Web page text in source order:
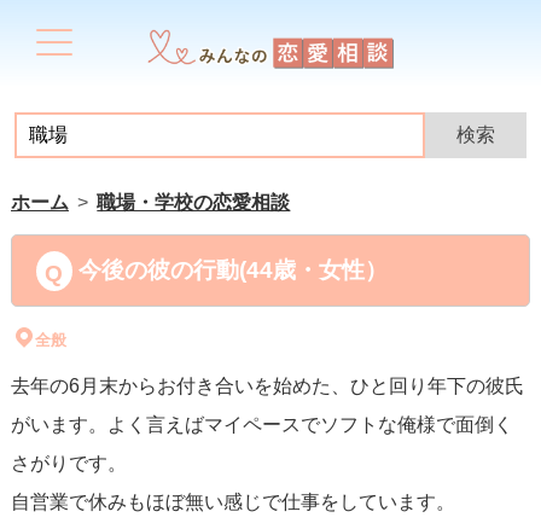
ホーム 職場・学校の恋愛相談
今後の彼の行動(44歳・女性）
全般
去年の6月末からお付き合いを始めた、ひと回り年下の彼氏
がいます。よく言えばマイペースでソフトな俺様で面倒く
さがりです。
自営業で休みもほぼ無い感じで仕事をしています。